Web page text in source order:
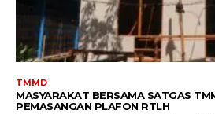
TMMD
MASYARAKAT BERSAMA SATGAS
PEMASANGAN PLAFON RTLH